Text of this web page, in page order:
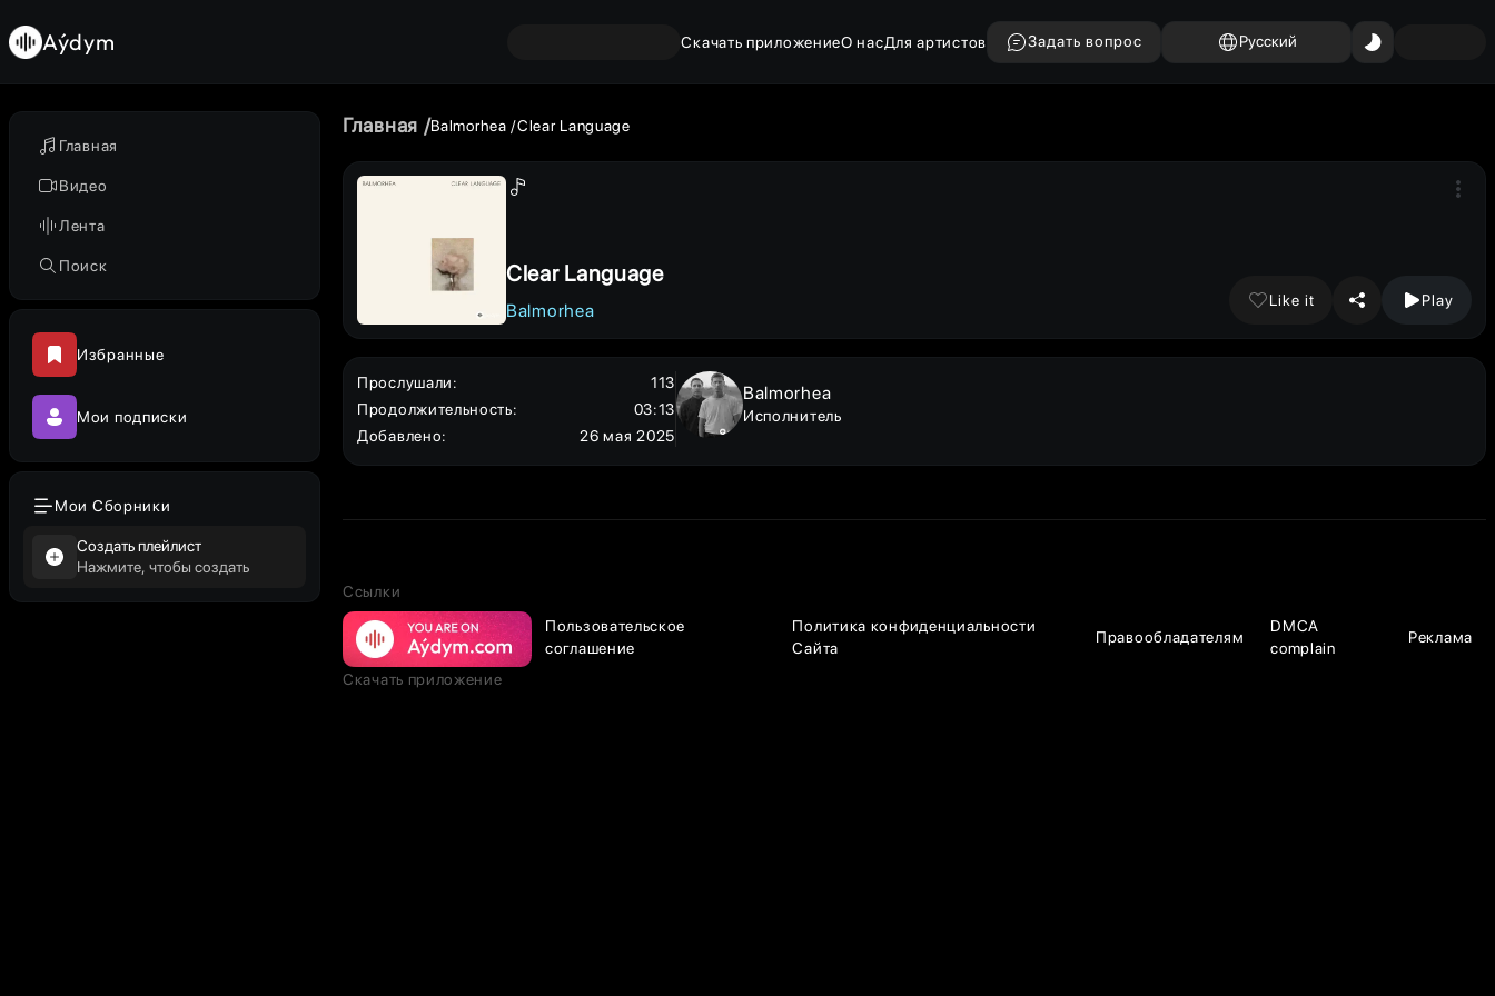
Главная
Видео
Лента
Поиск
Избранные
Мои подписки
Мои Сборники
Создать плейлист
Нажмите, чтобы создать
Aýdym Скачать приложениеО насДля артистов Задать вопрос Русский
Главная Balmorhea Clear Language
Clear Language
Balmorhea
Like it Play
Прослушали:
113
Продолжительность:
03:13
Добавлено: 26 мая 2025
Balmorhea
Исполнитель
Ссылки
Пользовательское
соглашение
Политика конфиденциальности
Сайта
Правообладателям
DMCA
complain
Реклама
Скачать приложение